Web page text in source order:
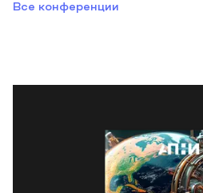
Все конференции